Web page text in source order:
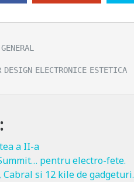
GENERAL
DESIGN ELECTRONICE ESTETICA
a II-a
pentru electro-fete.
Cabral si 12 kile de gadgeturi.